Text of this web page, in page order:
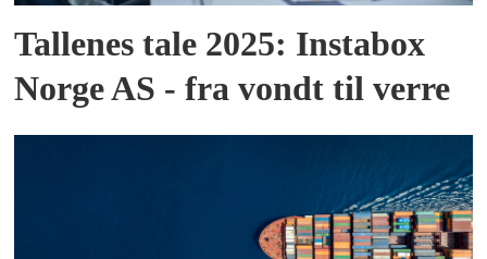
Tallenes tale 2025: Instabox
Norge AS - fra vondt til verre